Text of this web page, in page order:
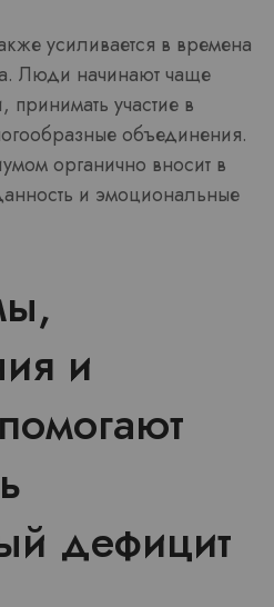
усиливается в времена
Люди начинают чаще
участие в
объединения.
органично вносит в
и эмоциональные
и
дефицит